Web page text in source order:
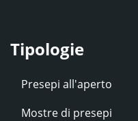
Tipologie
Presepi all'aperto
Mostre di presepi